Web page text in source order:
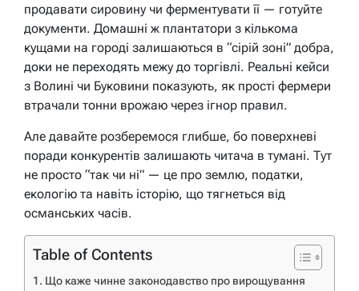
продавати сировину чи ферментувати її — готуйте
документи. Домашні ж плантатори з кількома
кущами на городі залишаються в “сірій зоні” добра,
доки не переходять межу до торгівлі. Реальні кейси
з Волині чи Буковини показують, як прості фермери
втрачали тонни врожаю через ігнор правил.
Але давайте розберемося глибше, бо поверхневі
поради конкурентів залишають читача в тумані. Тут
не просто “так чи ні” — це про землю, податки,
екологію та навіть історію, що тягнеться від
османських часів.
Table of Contents
Що каже чинне законодавство про вирощування